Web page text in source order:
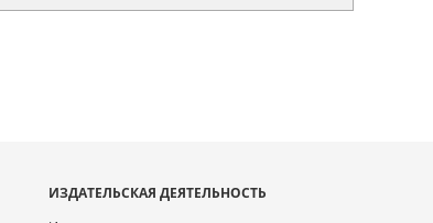
ИЗДАТЕЛЬСКАЯ ДЕЯТЕЛЬНОСТЬ